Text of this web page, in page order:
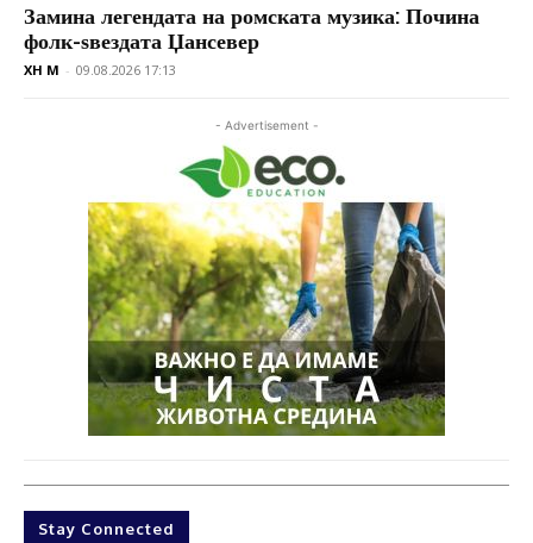
Замина легендата на ромската музика: Почина
фолк-ѕвездата Џансевер
XH M - 09.08.2026 17:13
- Advertisement -
Stay Connected